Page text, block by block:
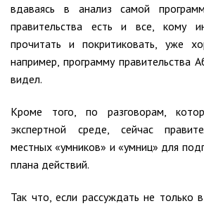
вдаваясь в анализ самой
правительства есть и все, кому
прочитать и покритиковать, уже
например, программу правительства
видел.
Кроме того, по разговорам,
экспертной среде, сейчас
местных «умников» и «умниц» для
плана действий.
Так что, если рассуждать не только